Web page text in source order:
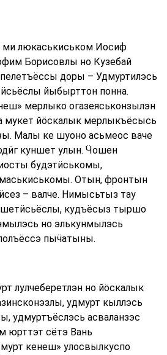
люкаськиськом Иосиф
Борисовлы но Кузебай
доры – Удмуртилэсь
йыбырттон понна.
мерлыко огазеяськонзылэн
мукет йӧскалык мерлыкъёсысь
Малы ке шуоно асьмеос ваче
куншет улын. Ӵошен
будэтӥськомы,
Отын, фронтын
– валче. Нимысьтыз тау
кудъёсыз тыршо
но элькунмылэсь
пыӵатыны.
лулчеберетлэн но йӧскалык
удмурт кыллэсь
удмуртъёслэсь асваланзэс
юрттэт сётэ Вань
кенеш» улосвылкуспо